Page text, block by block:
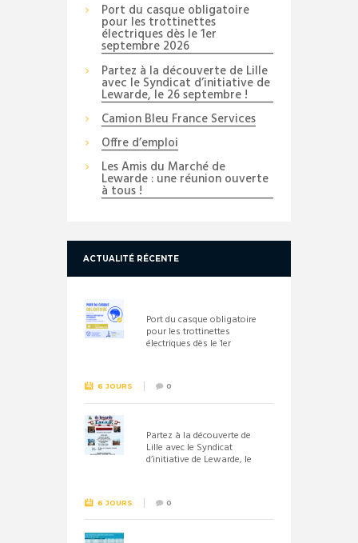
Port du casque obligatoire
pour les trottinettes
électriques dès le 1er
septembre 2026
Partez à la découverte de Lille
avec le Syndicat d’initiative de
Lewarde, le 26 septembre !
Camion Bleu France Services
Offre d’emploi
Les Amis du Marché de
Lewarde : une réunion ouverte
à tous !
ACTUALITÉ RÉCENTE
Port du casque obligatoire
pour les trottinettes
électriques dès le 1er
6 JOURS 0
Partez à la découverte de
Lille avec le Syndicat
d’initiative de Lewarde, le
6 JOURS 0